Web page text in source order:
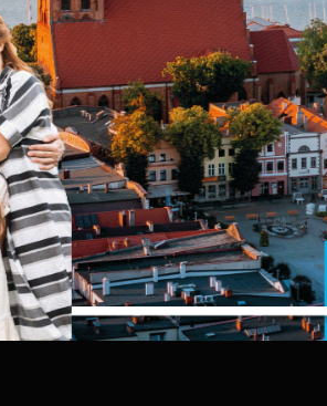
zmiany swoich ustawień.
służą do prawidłowego
internetowej i umożliwiają Ci
z oferowanych przez nas usług.
na podejmowane przez Ciebie
dostosowania Twoich ustawień
logowania czy wypełniania
cookies strona, z której korzystasz,
WYBRANE